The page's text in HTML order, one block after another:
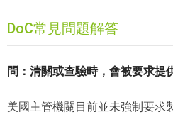
DoC常見問題解答
問：清關或查驗時，會被要求提
美國主管機關目前並未強制要求